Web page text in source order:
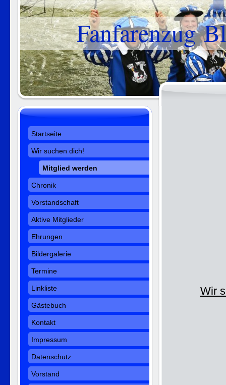
Fanfarenzug
Wir
Startseite
Wir suchen dich!
Mitglied werden
Chronik
Vorstandschaft
Aktive Mitglieder
Ehrungen
Bildergalerie
Termine
Linkliste
Gästebuch
Kontakt
Impressum
Datenschutz
Vorstand